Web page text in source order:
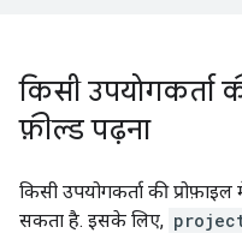
किसी उपयोगकर्ता
फ़ील्ड पढ़ना
किसी उपयोगकर्ता की
सकता है. इसके लिए,